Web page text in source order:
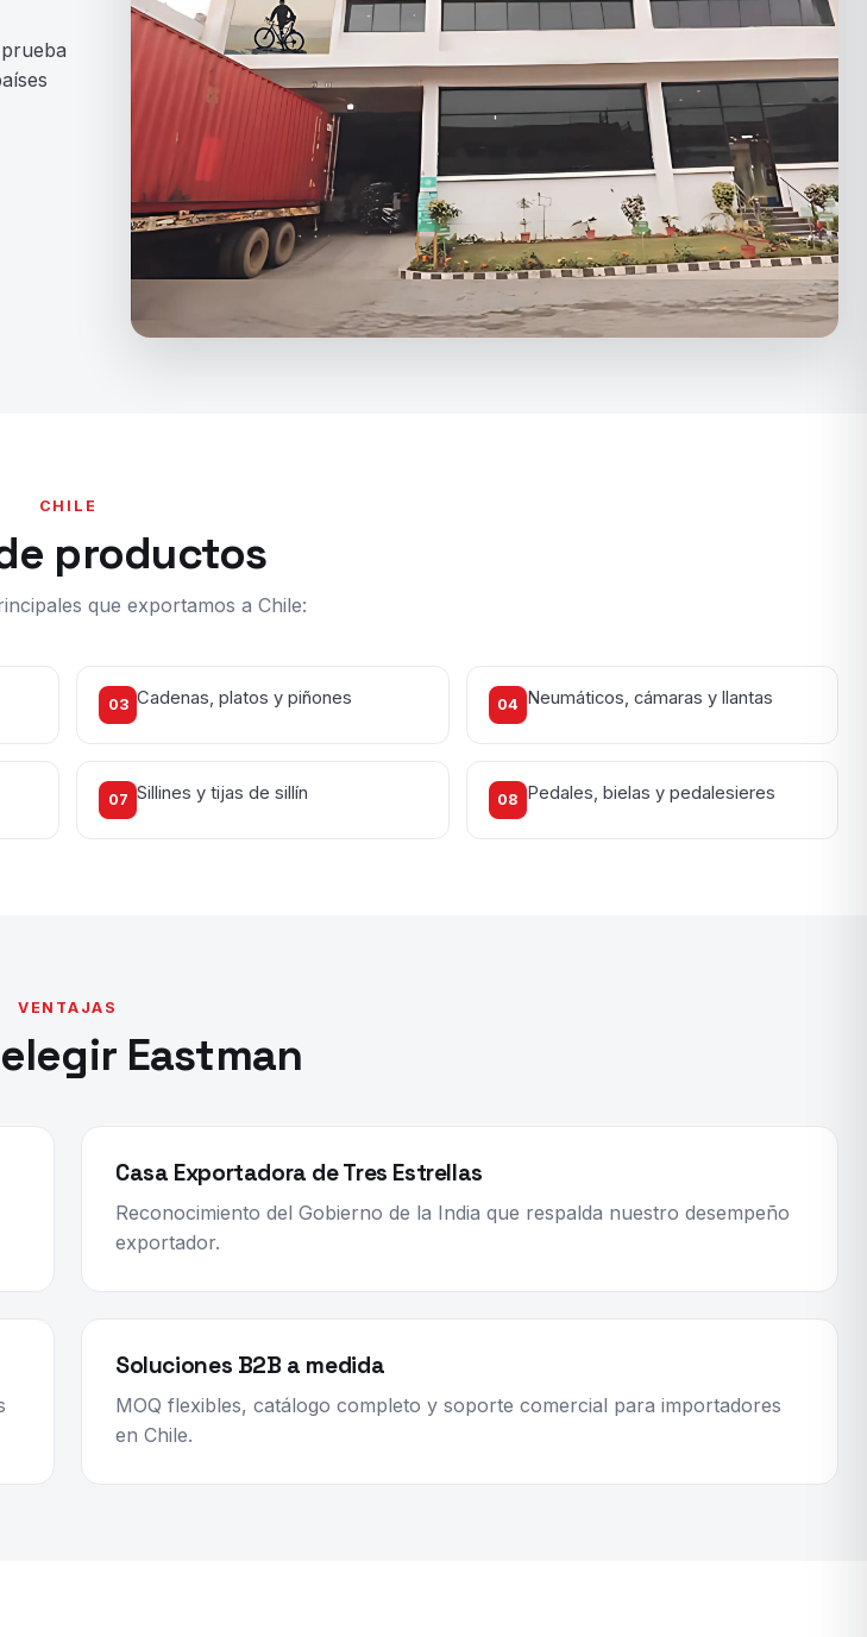
CHILE
productos
que exportamos a Chile:
03 Cadenas, platos y piñones 04 Neumáticos, cámaras y llantas
07 Sillines y tijas de sillín 08 Pedales, bielas y pedalesieres
VENTAJAS
Eastman
Casa Exportadora de Tres Estrellas
Reconocimiento del Gobierno de la India que respalda nuestro desempeño
exportador.
Soluciones B2B a medida
MOQ flexibles, catálogo completo y soporte comercial para importadores
en Chile.